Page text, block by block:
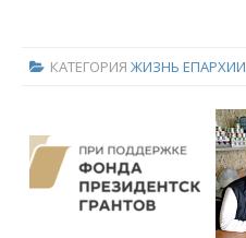
КАТЕГОРИЯ ЖИЗНЬ ЕПАРХИИ